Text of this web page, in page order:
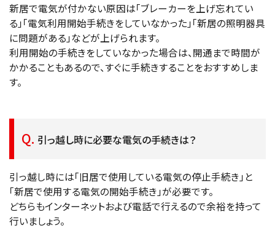
新居で電気が付かない原因は「ブレーカーを上げ忘れてい
る」「電気利用開始手続きをしていなかった」「新居の照明器具
に問題がある」などが上げられます。
利用開始の手続きをしていなかった場合は、開通まで時間が
かかることもあるので、すぐに手続きすることをおすすめしま
す。
引っ越し時に必要な電気の手続きは？
引っ越し時には「旧居で使用している電気の停止手続き」と
「新居で使用する電気の開始手続き」が必要です。
どちらもインターネットおよび電話で行えるので余裕を持って
行いましょう。